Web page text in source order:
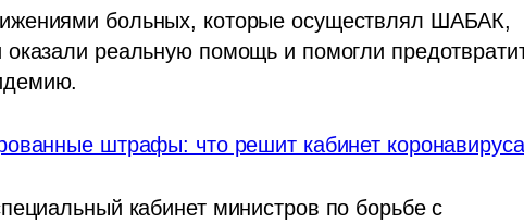
больных, которые осуществлял ШАБАК,
реальную помощь и помогли
штрафы: что решит кабинет коронавируса
кабинет министров по борьбе с